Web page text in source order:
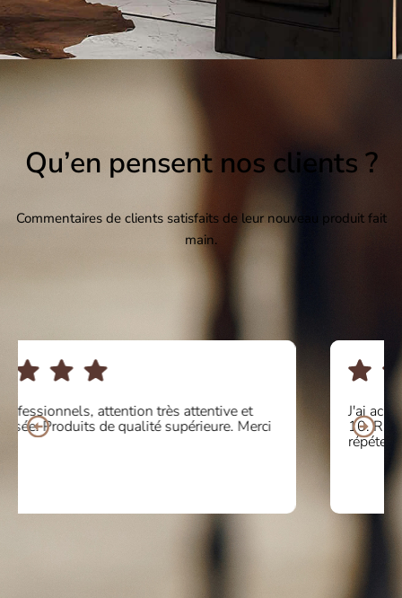
Qu’en pensent nos clients ?
Commentaires de clients satisfaits de leur nouveau produit fait
main.
J'ai acheté des bottines en ligne et le service était de
10. Ravi de la qualité et du confort du produit. Je
répéterai sans aucun doute ! Merci beaucoup